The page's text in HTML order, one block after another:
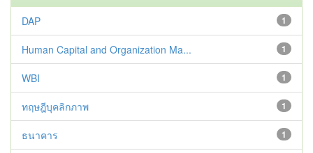
1
DAP
1
Human Capital and Organization Ma...
1
WBI
1
ทฤษฎีบุคลิกภาพ
1
ธนาคาร